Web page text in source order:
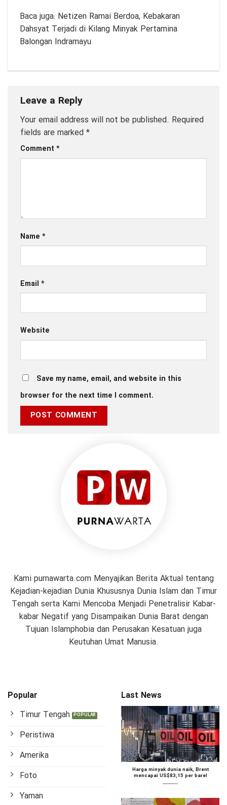
Baca juga: Netizen Ramai Berdoa, Kebakaran
Dahsyat Terjadi di Kilang Minyak Pertamina
Balongan Indramayu
Leave a Reply
Your email address will not be published. Required
fields are marked *
Comment *
Name *
Email *
Website
Save my name, email, and website in this
browser for the next time I comment.
Kami purnawarta.com Menyajikan Berita Aktual tentang
Kejadian-kejadian Dunia Khususnya Dunia Islam dan Timur
Tengah serta Kami Mencoba Menjadi Penetralisir Kabar-
kabar Negatif yang Disampaikan Dunia Barat dengan
Tujuan Islamphobia dan Perusakan Kesatuan juga
Keutuhan Umat Manusia.
Popular
Timur Tengah
Peristiwa
Amerika
Foto
Yaman
Last News
Harga minyak dunia naik, Brent
mencapai US$83,15 per barel